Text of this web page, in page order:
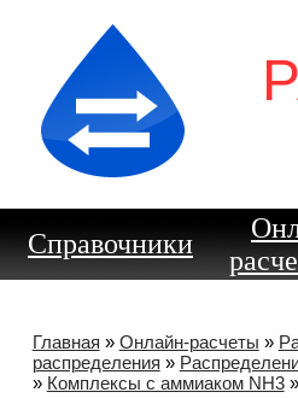
Справочники
Главная » Онлайн-расчеты »
распределения »
» Комплексы с аммиаком NH3»